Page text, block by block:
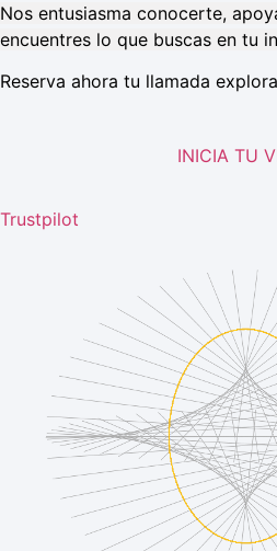
Nos entusiasma conocerte,
encuentres lo que buscas en tu
Reserva ahora tu llamada
INICIA TU
Trustpilot